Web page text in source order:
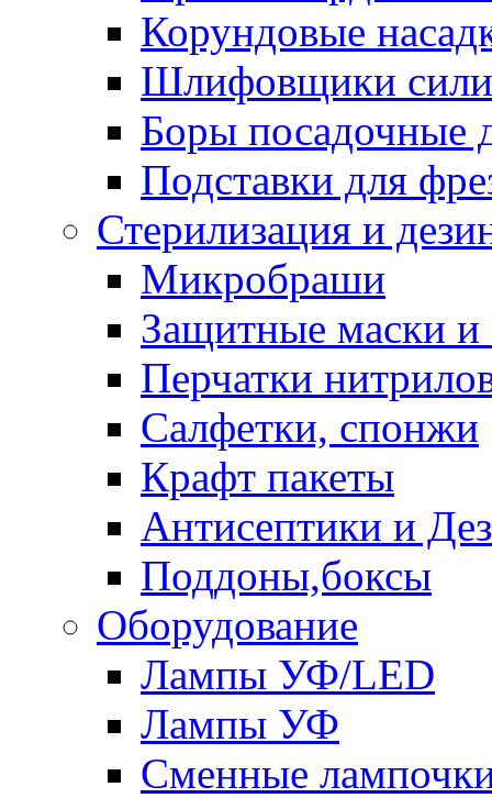
Корундовые
Шлифовщики
Боры посадочные
Подставки для
Стерилизация и
Микробраши
Защитные маски и
Перчатки
Салфетки, спонжи
Крафт пакеты
Антисептики и
Поддоны,боксы
Оборудование
Лампы УФ/LED
Лампы УФ
Сменные